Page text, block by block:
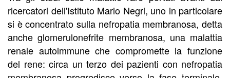
ricercatori dell'Istituto Mario Negri, uno in particolare
si è concentrato sulla nefropatia membranosa, detta
anche glomerulonefrite membranosa, una malattia
renale autoimmune che compromette la funzione
del rene: circa un terzo dei pazienti con nefropatia